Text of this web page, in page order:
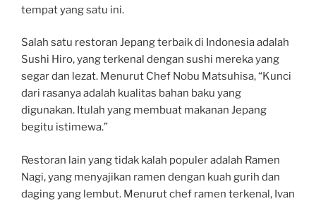
tempat yang satu ini.
Salah satu restoran Jepang terbaik di Indonesia adalah
Sushi Hiro, yang terkenal dengan sushi mereka yang
segar dan lezat. Menurut Chef Nobu Matsuhisa, “Kunci
dari rasanya adalah kualitas bahan baku yang
digunakan. Itulah yang membuat makanan Jepang
begitu istimewa.”
Restoran lain yang tidak kalah populer adalah Ramen
Nagi, yang menyajikan ramen dengan kuah gurih dan
daging yang lembut. Menurut chef ramen terkenal, Ivan